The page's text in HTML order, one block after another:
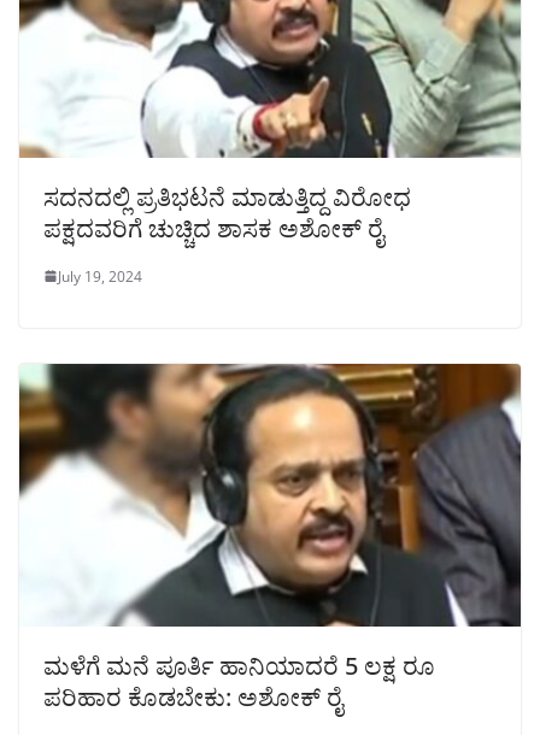
ಸದನದಲ್ಲಿ ಪ್ರತಿಭಟನೆ ಮಾಡುತ್ತಿದ್ದ ವಿರೋಧ
ಪಕ್ಷದವರಿಗೆ ಚುಚ್ಚಿದ ಶಾಸಕ ಅಶೋಕ್ ರೈ
July 19, 2024
ಮಳೆಗೆ ಮನೆ ಪೂರ್ತಿ ಹಾನಿಯಾದರೆ 5 ಲಕ್ಷ ರೂ
ಪರಿಹಾರ ಕೊಡಬೇಕು: ಅಶೋಕ್ ರೈ